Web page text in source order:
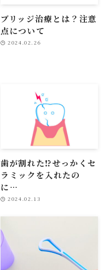
ブリッジ治療とは？注意
点について
2024.02.26
歯が割れた⁉せっかくセ
ラミックを入れたの
に…
2024.02.13